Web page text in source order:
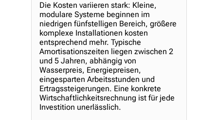
Die Kosten variieren stark: Kleine,
modulare Systeme beginnen im
niedrigen fünfstelligen Bereich, größere
komplexe Installationen kosten
entsprechend mehr. Typische
Amortisationszeiten liegen zwischen 2
und 5 Jahren, abhängig von
Wasserpreis, Energiepreisen,
eingesparten Arbeitsstunden und
Ertragssteigerungen. Eine konkrete
Wirtschaftlichkeitsrechnung ist für jede
Investition unerlässlich.